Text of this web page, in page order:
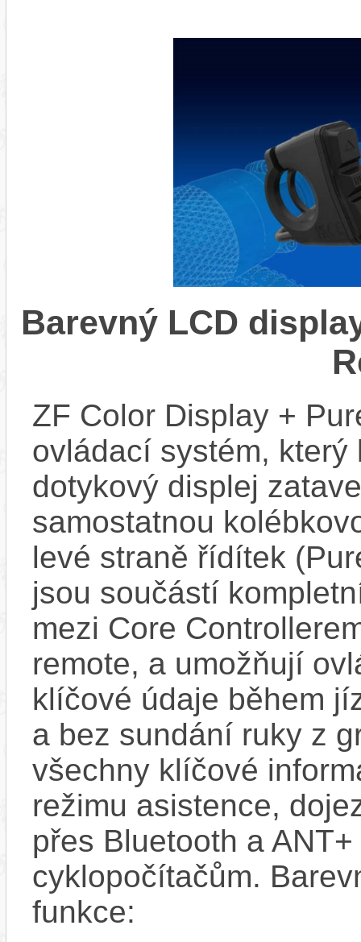
Barevný LCD
ZF Color Display +
ovládací systém, který
dotykový displej
samostatnou
levé straně řídítek
jsou součástí
mezi Core
remote, a umožňují
klíčové údaje během
a bez sundání ruky z
všechny klíčové
režimu asistence,
přes Bluetooth a
cyklopočítačům.
funkce: